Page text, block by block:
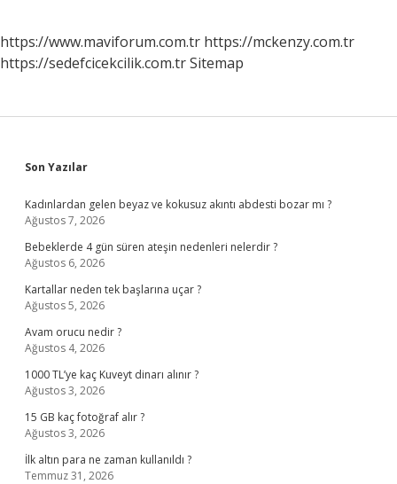
https://www.maviforum.com.tr https://mckenzy.com.tr
https://sedefcicekcilik.com.trSitemap
Sidebar
Son Yazılar
Kadınlardan gelen beyaz ve kokusuz akıntı abdesti bozar mı ?
Ağustos 7, 2026
Bebeklerde 4 gün süren ateşin nedenleri nelerdir ?
Ağustos 6, 2026
Kartallar neden tek başlarına uçar ?
Ağustos 5, 2026
Avam orucu nedir ?
Ağustos 4, 2026
1000 TL’ye kaç Kuveyt dinarı alınır ?
Ağustos 3, 2026
15 GB kaç fotoğraf alır ?
Ağustos 3, 2026
İlk altın para ne zaman kullanıldı ?
Temmuz 31, 2026